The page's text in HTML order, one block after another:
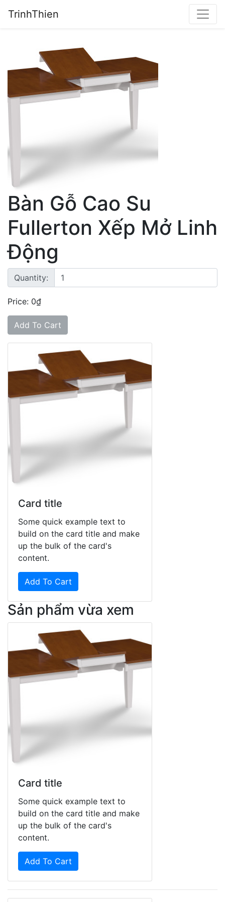
TrinhThien
Bàn Gỗ Cao Su
Fullerton Xếp Mở Linh
Động
Quantity:
Price: 0₫
Add To Cart
Card title
Some quick example text to
build on the card title and make
up the bulk of the card's
content.
Add To Cart
Sản phẩm vừa xem
Card title
Some quick example text to
build on the card title and make
up the bulk of the card's
content.
Add To Cart